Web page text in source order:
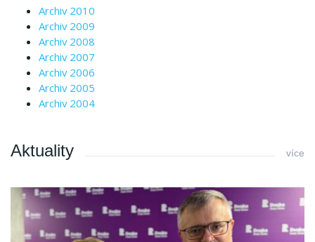
Archiv 2010
Archiv 2009
Archiv 2008
Archiv 2007
Archiv 2006
Archiv 2005
Archiv 2004
Aktuality více